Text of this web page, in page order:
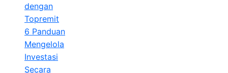
dengan
Topremit
6 Panduan
Mengelola
Investasi
Secara